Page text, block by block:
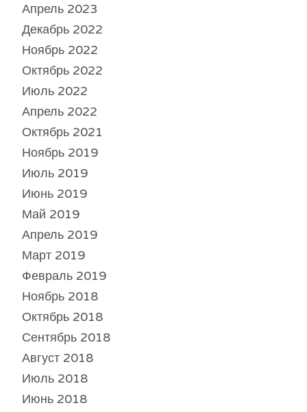
Апрель 2023
Декабрь 2022
Ноябрь 2022
Октябрь 2022
Июль 2022
Апрель 2022
Октябрь 2021
Ноябрь 2019
Июль 2019
Июнь 2019
Май 2019
Апрель 2019
Март 2019
Февраль 2019
Ноябрь 2018
Октябрь 2018
Сентябрь 2018
Август 2018
Июль 2018
Июнь 2018